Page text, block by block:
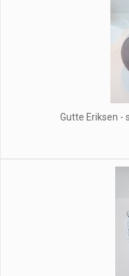
Gutte Eriksen -